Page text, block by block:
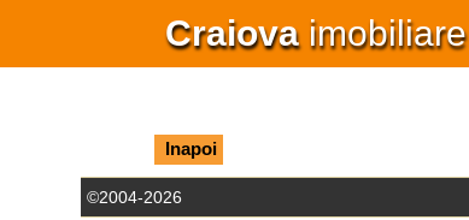
Craiovaimobiliare
Inapoi
©2004-2026